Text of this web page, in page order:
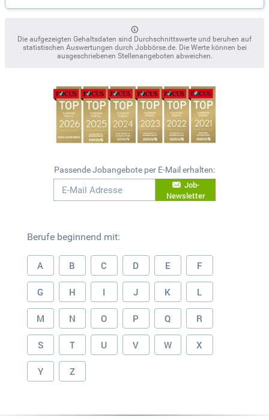
Die aufgezeigten Gehaltsdaten sind Durchschnittswerte und beruhen auf
statistischen Auswertungen durch Jobbörse.de. Die Werte können bei
ausgeschriebenen Stellenangeboten abweichen.
Passende Jobangebote per E-Mail erhalten:
Job-
Newsletter
Berufe beginnend mit:
A B C D E F
G H I J K L
M N O P Q R
S T U V W X
Y Z